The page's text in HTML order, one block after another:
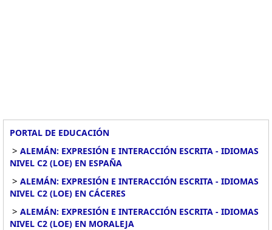
PORTAL DE EDUCACIÓN
> ALEMÁN: EXPRESIÓN E INTERACCIÓN ESCRITA - IDIOMAS
NIVEL C2 (LOE) EN ESPAÑA
> ALEMÁN: EXPRESIÓN E INTERACCIÓN ESCRITA - IDIOMAS
NIVEL C2 (LOE) EN CÁCERES
> ALEMÁN: EXPRESIÓN E INTERACCIÓN ESCRITA - IDIOMAS
NIVEL C2 (LOE) EN MORALEJA